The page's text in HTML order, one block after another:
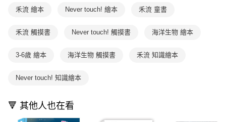
2.基於同意付款使用「大哥付你分期」之契約關係目的，商店將以您的個人
資料（包含姓名、電話或地址）提供予台灣大哥大進項蒐集、處理及利用，
3.完整用戶服務條款，請詳閱以下連結：https://oppay.tw/userRule
※ 交易是否成功請以「AFTEE先享後付 」之結帳頁面顯示為準，若有關於
客戶支援中心」
https://netprotections.freshdesk.com/support/home
１．透過由恩沛科技股份有限公司提供之「AFTEE先享後付」服務完成之交
權轉讓予恩沛科技股份有限公司。
２．關於個人資料處理事宜，請瀏覽以下網址：
３．未成年的使用者請事先徵得法定代理人或監護人之同意方可使用
「AFTEE先享後付」，若未經同意申辦者引起之損失，本公司不負相關責
任。
離島宅配（澎湖、金門、馬祖、小琉球；不適用於郵局i郵箱）
禾流 繪本 Never touch! 繪本 禾流 童書
禾流 觸摸書 Never touch! 觸摸書 海洋生物 繪本
3-6歲 繪本 海洋生物 觸摸書 禾流 知識繪本
Never touch! 知識繪本
🔻 其他人也在看